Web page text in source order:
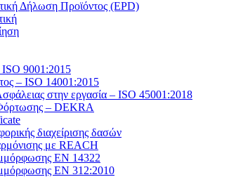
Δήλωση Προϊόντος (EPD)
ISO 9001:2015
– ISO 14001:2015
στην εργασία – ISO 45001:2018
– DEKRA
διαχείρισης δασών
με REACH
EN 14322
EN 312:2010